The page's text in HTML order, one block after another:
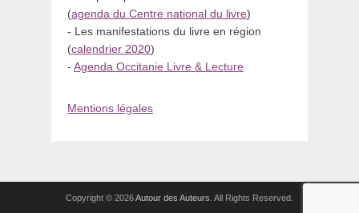
(agenda du Centre national du livre)
- Les manifestations du livre en région
(calendrier 2020)
- Agenda Occitanie Livre & Lecture
Mentions légales
Copyright © 2026Autour des Auteurs . All Rights Reserved.